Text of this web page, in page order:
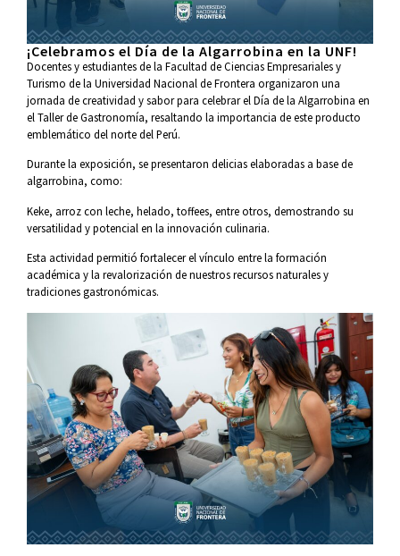
¡Celebramos el Día de la Algarrobina en la UNF!
Docentes y estudiantes de la Facultad de Ciencias Empresariales y
Turismo de la Universidad Nacional de Frontera organizaron una
jornada de creatividad y sabor para celebrar el Día de la Algarrobina en
el Taller de Gastronomía, resaltando la importancia de este producto
emblemático del norte del Perú.
Durante la exposición, se presentaron delicias elaboradas a base de
algarrobina, como:
Keke, arroz con leche, helado, toffees, entre otros, demostrando su
versatilidad y potencial en la innovación culinaria.
Esta actividad permitió fortalecer el vínculo entre la formación
académica y la revalorización de nuestros recursos naturales y
tradiciones gastronómicas.